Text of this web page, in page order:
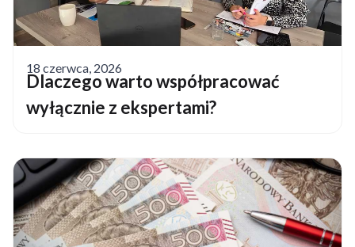
18 czerwca, 2026
Dlaczego warto współpracować
wyłącznie z ekspertami?